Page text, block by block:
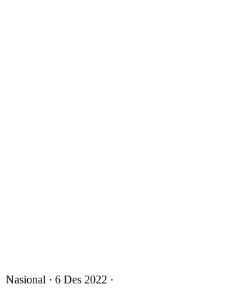
Nasional · 6 Des 2022 ·